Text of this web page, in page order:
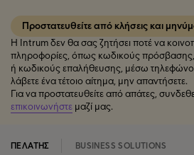
Προστατευθείτε από κλήσεις και
Η Intrum δεν θα σας ζητήσει ποτέ να
πληροφορίες, όπως κωδικούς
ή κωδικούς επαλήθευσης, μέσω
λάβετε ένα τέτοιο αίτημα, μην απαντήσετε.
Για να προστατευθείτε από απάτες,
επικοινωνήστε μαζί μας.
ΠΕΛΆΤΗΣ BUSINESS SOLUTIONS